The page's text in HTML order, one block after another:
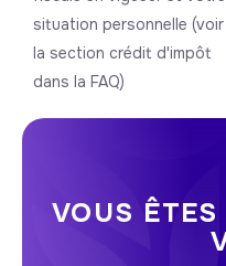
situation personnelle (voir
la section crédit d'impôt
dans la FAQ)
VOUS